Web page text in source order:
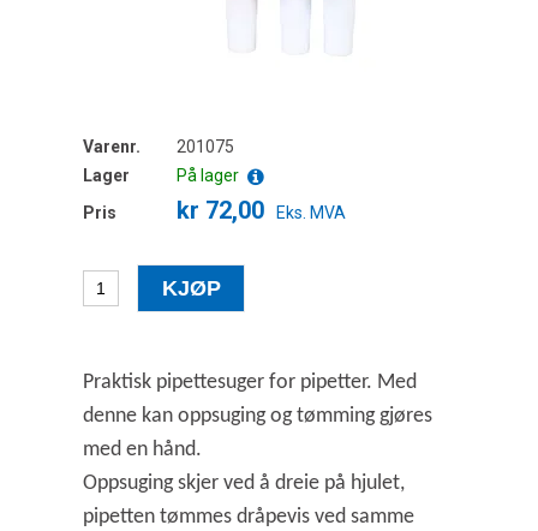
Varenr.
201075
Lager
På lager
Pris
kr 72,00 Eks. MVA
Praktisk pipettesuger for pipetter. Med
denne kan oppsuging og tømming gjøres
med en hånd.
Oppsuging skjer ved å dreie på hjulet,
pipetten tømmes dråpevis ved samme